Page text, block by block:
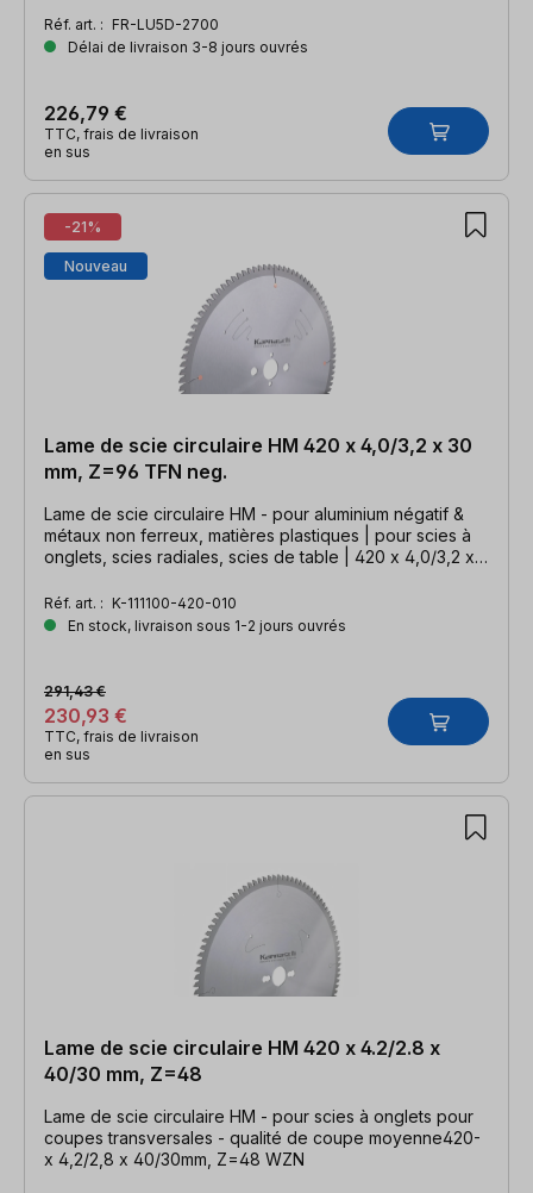
Réf. art. : FR-LU5D-2700
Délai de livraison 3-8 jours ouvrés
226,79 €
TTC, frais de livraison
en sus
-21%
Nouveau
Lame de scie circulaire HM 420 x 4,0/3,2 x 30
mm, Z=96 TFN neg.
Lame de scie circulaire HM - pour aluminium négatif &
métaux non ferreux, matières plastiques | pour scies à
onglets, scies radiales, scies de table | 420 x 4,0/3,2 x
Réf. art. : K-111100-420-010
En stock, livraison sous 1-2 jours ouvrés
230,93 €
291,43 €
TTC, frais de livraison
en sus
Lame de scie circulaire HM 420 x 4.2/2.8 x
40/30 mm, Z=48
Lame de scie circulaire HM - pour scies à onglets pour
coupes transversales - qualité de coupe moyenne420-
x 4,2/2,8 x 40/30mm, Z=48 WZN